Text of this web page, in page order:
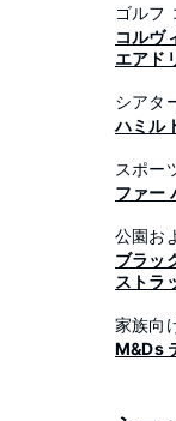
ゴルフ
コルヴ
エアド
シアタ
ハミル
スポー
ファー
公園お
ブラッ
ストラ
家族向
M&Ds